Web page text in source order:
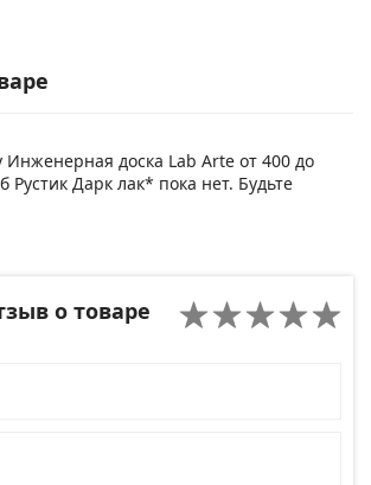
Инженерная доска Lab Arte от 400 до
Рустик Дарк лак* пока нет. Будьте
о товаре